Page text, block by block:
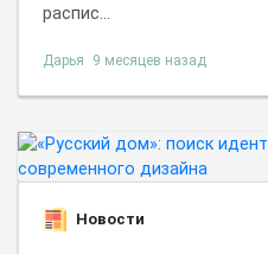
распис...
Дарья 9 месяцев назад
Новости